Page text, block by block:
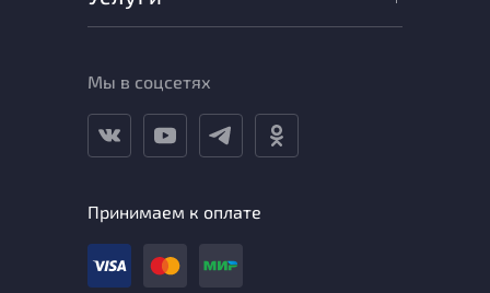
Мы в соцсетях
Принимаем к оплате